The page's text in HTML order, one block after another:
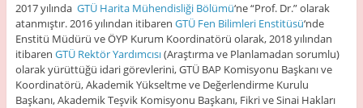
2017 yılında GTÜ Harita Mühendisliği Bölümü‘ne “Prof. Dr.” olarak
atanmıştır. 2016 yılından itibaren GTÜ Fen Bilimleri Enstitüsü‘nde
Enstitü Müdürü ve ÖYP Kurum Koordinatörü olarak, 2018 yılından
itibaren GTÜ Rektör Yardımcısı(Araştırma ve Planlamadan sorumlu)
olarak yürüttüğü idari görevlerini, GTÜ BAP Komisyonu Başkanı ve
Koordinatörü, Akademik Yükseltme ve Değerlendirme Kurulu
Başkanı, Akademik Teşvik Komisyonu Başkanı, Fikri ve Sinai Hakları